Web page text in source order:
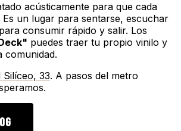
acústicamente para que cada
Es un lugar para sentarse, escuchar
consumir rápido y salir. Los
puedes traer tu propio vinilo y
comunidad.
Silíceo, 33. A pasos del metro